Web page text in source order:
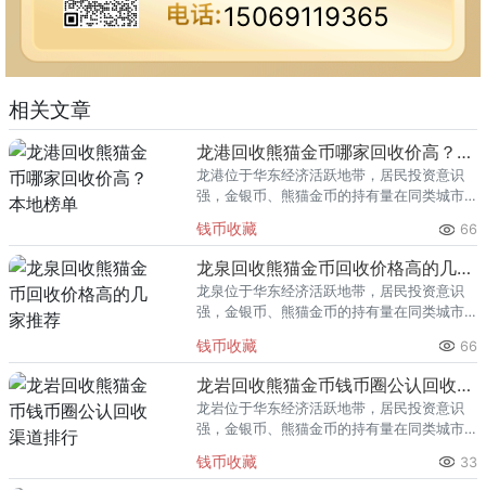
15069119365
相关文章
龙港回收熊猫金币哪家回收价高？本地榜单
龙港位于华东经济活跃地带，居民投资意识
强，金银币、熊猫金币的持有量在同类城市
熊猫金币的需求就明显升温，但鱼龙混杂的
回收渠道里，能精准识别版别溢
钱币收藏 66
龙泉回收熊猫金币回收价格高的几家推荐
龙泉位于华东经济活跃地带，居民投资意识
强，金银币、熊猫金币的持有量在同类城市
熊猫金币的需求就明显升温，但鱼龙混杂的
回收渠道里，能精准识别版别溢
钱币收藏 66
龙岩回收熊猫金币钱币圈公认回收渠道排行
龙岩位于华东经济活跃地带，居民投资意识
强，金银币、熊猫金币的持有量在同类城市
熊猫金币的需求就明显升温，但鱼龙混杂的
钱币收藏 33